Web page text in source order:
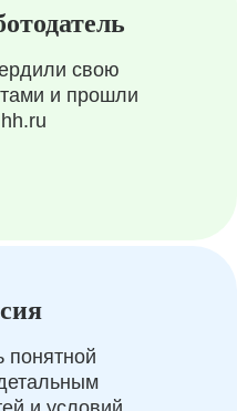
свою
и прошли
понятной